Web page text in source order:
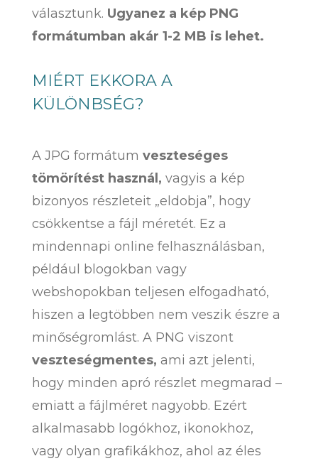
választunk. Ugyanez a kép PNG
formátumban akár 1-2 MB is lehet.
MIÉRT EKKORA A
KÜLÖNBSÉG?
A JPG formátum veszteséges
tömörítést használ, vagyis a kép
bizonyos részleteit „eldobja”, hogy
csökkentse a fájl méretét. Ez a
mindennapi online felhasználásban,
például blogokban vagy
webshopokban teljesen elfogadható,
hiszen a legtöbben nem veszik észre a
minőségromlást. A PNG viszont
veszteségmentes, ami azt jelenti,
hogy minden apró részlet megmarad –
emiatt a fájlméret nagyobb. Ezért
alkalmasabb logókhoz, ikonokhoz,
vagy olyan grafikákhoz, ahol az éles